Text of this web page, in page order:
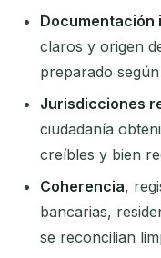
Documentación
claros y origen
preparado
Jurisdicciones
ciudadanía
creíbles y bien
Coherencia,
bancarias,
se reconcilian